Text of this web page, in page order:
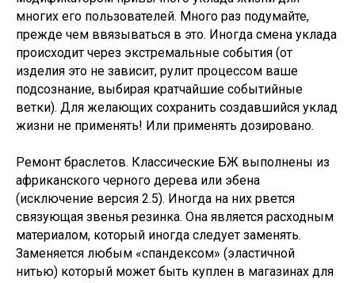
многих его пользователей. Много раз подумайте,
прежде чем ввязываться в это. Иногда смена уклада
происходит через экстремальные события (от
изделия это не зависит, рулит процессом ваше
подсознание, выбирая кратчайшие событийные
ветки). Для желающих сохранить создавшийся уклад
жизни не применять! Или применять дозировано.
Ремонт браслетов. Классические БЖ выполнены из
африканского черного дерева или эбена
(исключение версия 2.5). Иногда на них рвется
связующая звенья резинка. Она является расходным
материалом, который иногда следует заменять.
Заменяется любым «спандексом» (эластичной
нитью) который может быть куплен в магазинах для